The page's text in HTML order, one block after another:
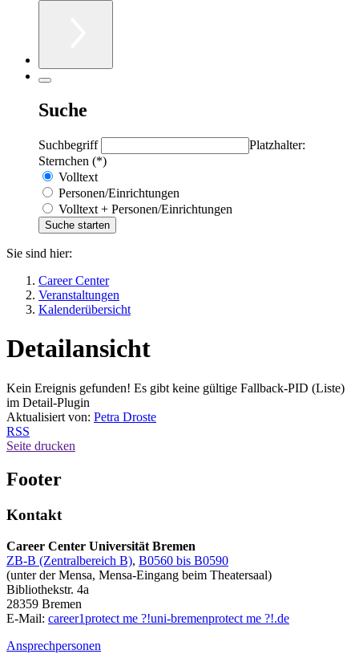
Suche
Suchbegriff
Platzhalter:
Sternchen (*)
Volltext
Personen/Einrichtungen
Volltext + Personen/Einrichtungen
Sie sind hier:
Career Center
Veranstaltungen
Kalenderübersicht
Detailansicht
Kein Ereignis gefunden! Es gibt keine gültige Fallback-PID (Liste)
im Detail-Plugin
Aktualisiert von: Petra Droste
RSS
Seite drucken
Footer
Kontakt
Career Center Universität Bremen
ZB-B (Zentralbereich B), B0560 bis B0590
(unter der Mensa, Mensa-Eingang beim Theatersaal)
Bibliothekstr. 4a
28359 Bremen
E-Mail: career1protect me ?!uni-bremenprotect me ?!.de
Ansprechpersonen